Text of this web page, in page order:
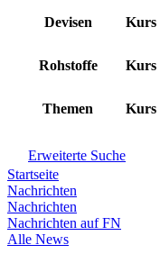
Devisen Kurs
Rohstoffe Kurs
Themen Kurs
Erweiterte Suche
Startseite
Nachrichten
Nachrichten
Nachrichten auf FN
Alle News